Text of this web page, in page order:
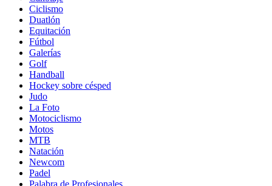
Ciclismo
Duatlón
Equitación
Fútbol
Galerías
Golf
Handball
Hockey sobre césped
Judo
La Foto
Motociclismo
Motos
MTB
Natación
Newcom
Padel